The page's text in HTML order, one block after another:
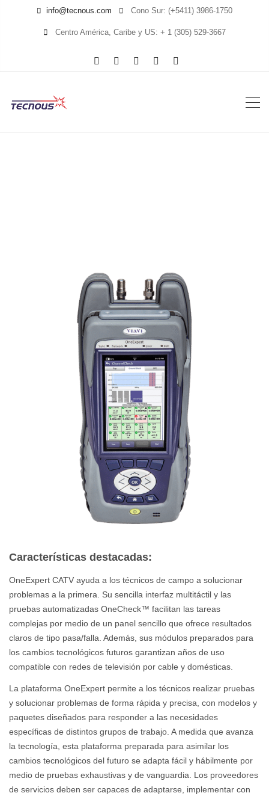
info@tecnous.com Cono Sur: (+5411) 3986-1750
Centro América, Caribe y US: + 1 (305) 529-3667
Características destacadas:
OneExpert CATV ayuda a los técnicos de campo a solucionar
problemas a la primera. Su sencilla interfaz multitáctil y las
pruebas automatizadas OneCheck™ facilitan las tareas
complejas por medio de un panel sencillo que ofrece resultados
claros de tipo pasa/falla. Además, sus módulos preparados para
los cambios tecnológicos futuros garantizan años de uso
compatible con redes de televisión por cable y domésticas.
La plataforma OneExpert permite a los técnicos realizar pruebas
y solucionar problemas de forma rápida y precisa, con modelos y
paquetes diseñados para responder a las necesidades
específicas de distintos grupos de trabajo. A medida que avanza
la tecnología, esta plataforma preparada para asimilar los
cambios tecnológicos del futuro se adapta fácil y hábilmente por
medio de pruebas exhaustivas y de vanguardia. Los proveedores
de servicios deben ser capaces de adaptarse, implementar con